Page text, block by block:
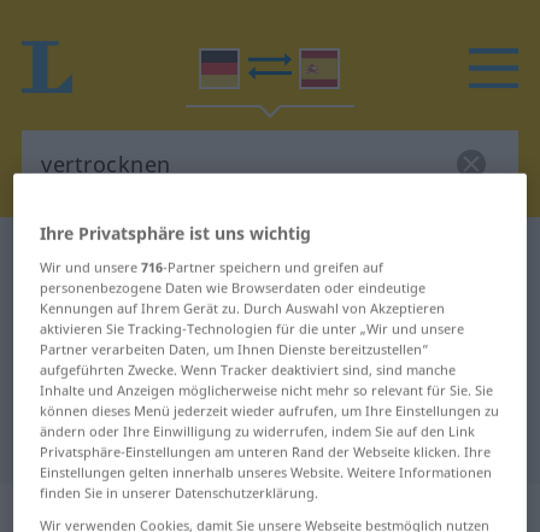
Deutsch-Spanisch Übersetzung für
"vertrocknen"
"vertrocknen" Spanisch
Übersetzung
„vertrocknen“ : intransitives Verb
Ihre Privatsphäre ist uns wichtig
Wir und unsere716-Partner speichern und greifen auf
personenbezogene Daten wie Browserdaten oder eindeutige
Kennungen auf Ihrem Gerät zu. Durch Auswahl von Akzeptieren
aktivieren Sie Tracking-Technologien für die unter „Wir und unsere
Partner verarbeiten Daten, um Ihnen Dienste bereitzustellen“
aufgeführten Zwecke. Wenn Tracker deaktiviert sind, sind manche
Inhalte und Anzeigen möglicherweise nicht mehr so relevant für Sie. Sie
können dieses Menü jederzeit wieder aufrufen, um Ihre Einstellungen zu
ändern oder Ihre Einwilligung zu widerrufen, indem Sie auf den Link
Privatsphäre-Einstellungen am unteren Rand der Webseite klicken. Ihre
Einstellungen gelten innerhalb unseres Website. Weitere Informationen
finden Sie in unserer Datenschutzerklärung.
Wir verwenden Cookies, damit Sie unsere Webseite bestmöglich nutzen